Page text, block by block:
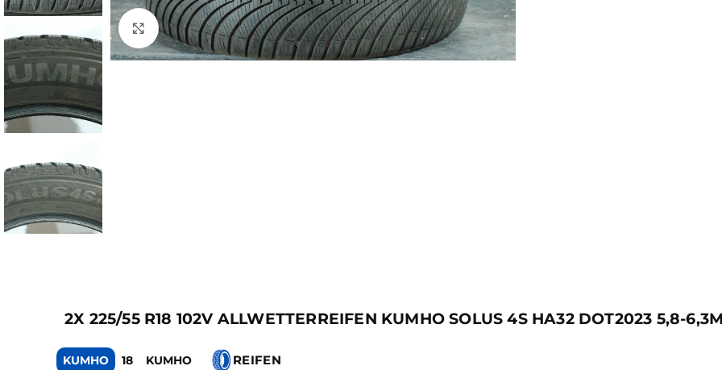
Zum Vergrößern klicken
2X 225/55 R18 102V ALLWETTERREIFEN KUMHO SOLUS 4S HA32 DOT2023 5,8-
KUMHO 18 KUMHO REIFEN